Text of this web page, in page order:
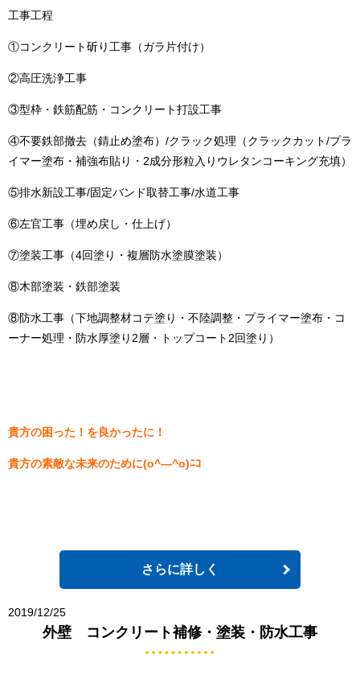
工事工程
①コンクリート斫り工事（ガラ片付け）
②高圧洗浄工事
③型枠・鉄筋配筋・コンクリート打設工事
④不要鉄部撤去（錆止め塗布）/クラック処理（クラックカット/プラ
イマー塗布・補強布貼り・2成分形粒入りウレタンコーキング充填）
⑤排水新設工事/固定バンド取替工事/水道工事
⑥左官工事（埋め戻し・仕上げ）
⑦塗装工事（4回塗り・複層防水塗膜塗装）
⑧木部塗装・鉄部塗装
⑧防水工事（下地調整材コテ塗り・不陸調整・プライマー塗布・コ
ーナー処理・防水厚塗り2層・トップコート2回塗り）
貴方の困った！を良かったに！
貴方の素敵な未来のために(o^―^o)ﾆｺ
さらに詳しく
2019/12/25
外壁 コンクリート補修・塗装・防水工事